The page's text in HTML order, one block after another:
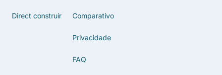
Direct construir Comparativo
Privacidade
FAQ